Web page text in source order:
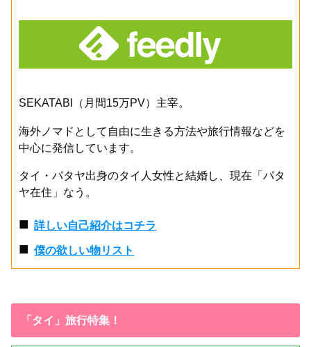
SEKATABI（月間15万PV）主宰。
海外ノマドとして自由に生きる方法や旅行情報などを
中心に発信しています。
タイ・パタヤ出身のタイ人女性と結婚し、現在「パタ
ヤ在住」なう。
■詳しい自己紹介はコチラ
■僕の欲しい物リスト
「タイ」旅行特集！